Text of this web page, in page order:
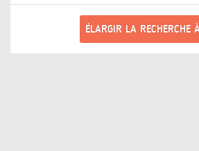
ÉLARGIR LA RECHERCHE